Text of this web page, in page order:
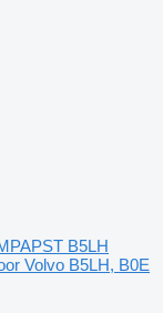
B5LH
Volvo B5LH, B0E